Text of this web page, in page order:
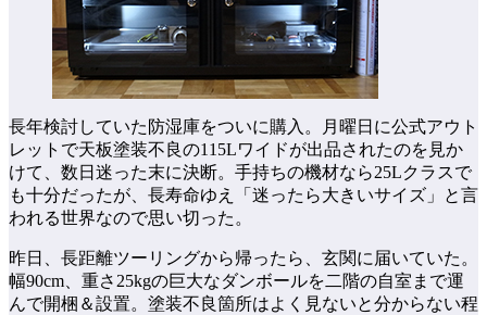
長年検討していた防湿庫をついに購入。月曜日に公式アウト
レットで天板塗装不良の115Lワイドが出品されたのを見か
けて、数日迷った末に決断。手持ちの機材なら25Lクラスで
も十分だったが、長寿命ゆえ「迷ったら大きいサイズ」と言
われる世界なので思い切った。
昨日、長距離ツーリングから帰ったら、玄関に届いていた。
幅90cm、重さ25kgの巨大なダンボールを二階の自室まで運
んで開梱＆設置。塗装不良箇所はよく見ないと分からない程